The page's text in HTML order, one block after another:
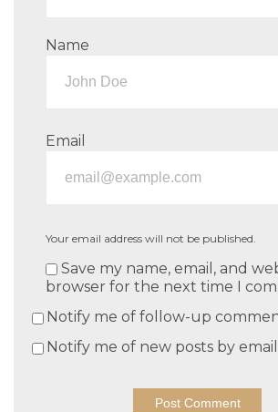
Name
Email
Your email address will not be published.
Save my name, email, and
browser for the next time I
Notify me of follow-up
Notify me of new posts by